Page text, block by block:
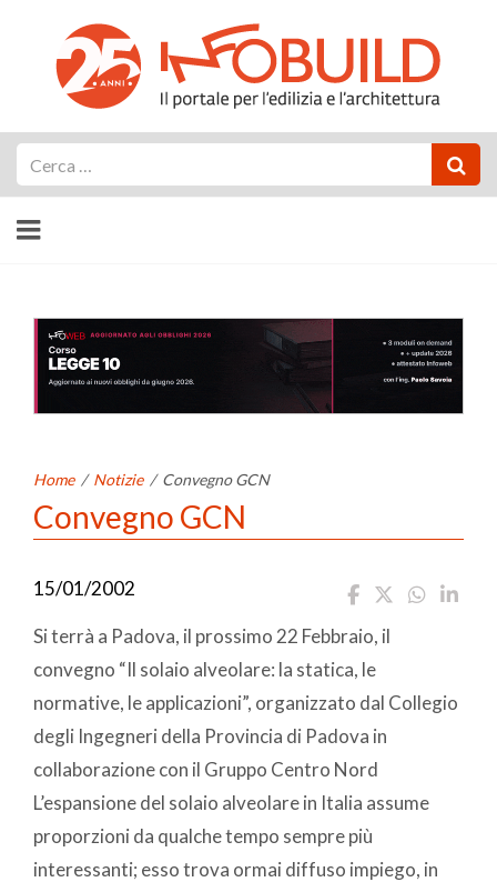
Home / Notizie / Convegno GCN
Convegno GCN
15/01/2002
Si terrà a Padova, il prossimo 22 Febbraio, il
convegno “Il solaio alveolare: la statica, le
normative, le applicazioni”, organizzato dal Collegio
degli Ingegneri della Provincia di Padova in
collaborazione con il Gruppo Centro Nord
L’espansione del solaio alveolare in Italia assume
proporzioni da qualche tempo sempre più
interessanti; esso trova ormai diffuso impiego, in